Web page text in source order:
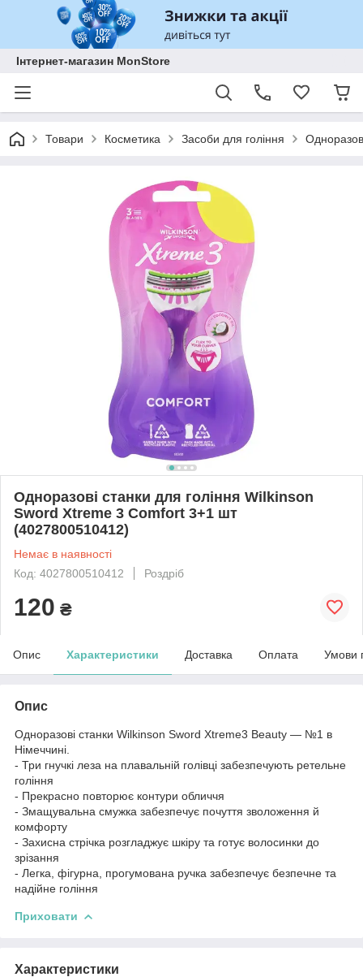
Інтернет-магазин MonStore
Товари Косметика Засоби для гоління
Одноразові станки для гоління Wilkinson
Sword Xtreme 3 Comfort 3+1 шт
(4027800510412)
Немає в наявності
Код: 4027800510412
Роздріб
120 ₴
Опис Характеристики Доставка Оплата Умови
Опис
Одноразові станки Wilkinson Sword Xtreme3 Beauty — №1 в
Німеччині.
- Три гнучкі леза на плавальній голівці забезпечують ретельне
гоління
- Прекрасно повторює контури обличчя
- Змащувальна смужка забезпечує почуття зволоження й
комфорту
- Захисна стрічка розгладжує шкіру та готує волосинки до
зрізання
- Легка, фігурна, прогумована ручка забезпечує безпечне та
надійне гоління
Приховати
Характеристики